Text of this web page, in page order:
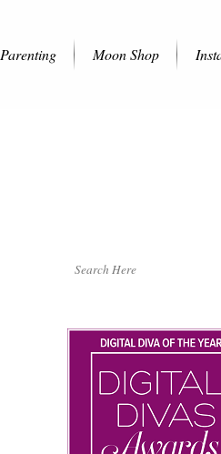
Parenting Moon Shop